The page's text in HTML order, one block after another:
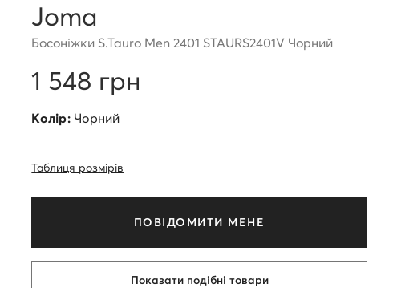
Joma
Босоніжки S.Tauro Men 2401 STAURS2401V Чорний
1 548 грн
Колір:Чорний
Таблиця розмірів
ПОВІДОМИТИ МЕНЕ
Показати подібні товари